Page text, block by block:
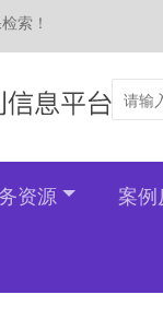
索！
资源 案